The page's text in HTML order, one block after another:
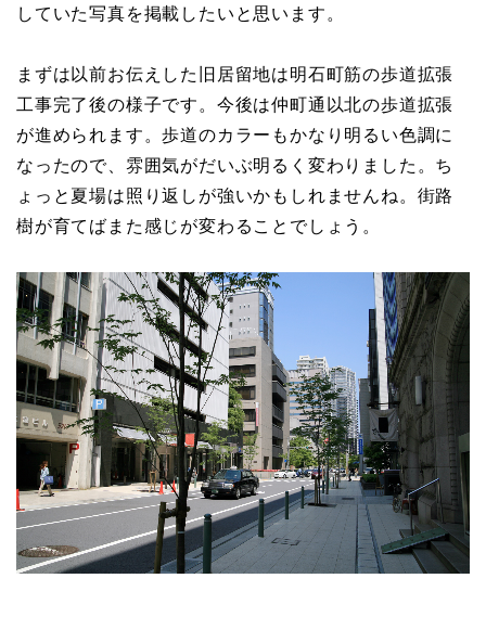
していた写真を掲載したいと思います。
まずは以前お伝えした旧居留地は明石町筋の歩道拡張
工事完了後の様子です。今後は仲町通以北の歩道拡張
が進められます。歩道のカラーもかなり明るい色調に
なったので、雰囲気がだいぶ明るく変わりました。ち
ょっと夏場は照り返しが強いかもしれませんね。街路
樹が育てばまた感じが変わることでしょう。